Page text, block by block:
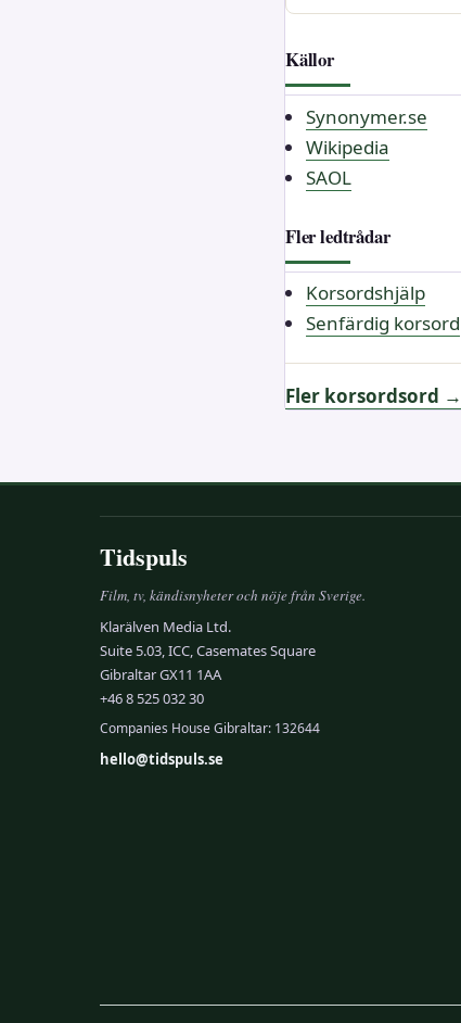
Källor
Synonymer.se
Wikipedia
SAOL
Fler ledtrådar
Korsordshjälp
Senfärdig korsord
Fler korsordsord →
Tidspuls
Film, tv, kändisnyheter och nöje från Sverige.
Klarälven Media Ltd.
Suite 5.03, ICC, Casemates Square
Gibraltar GX11 1AA
+46 8 525 032 30
Companies House Gibraltar: 132644
hello@tidspuls.se